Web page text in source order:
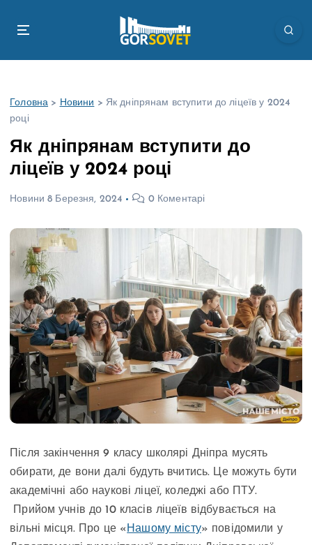
Головна > Новини > Як дніпрянам вступити до ліцеїв у 2024
році
Як дніпрянам вступити до
ліцеїв у 2024 році
Новини 8 Березня, 2024 0 Коментарі
Після закінчення 9 класу школярі Дніпра мусять
обирати, де вони далі будуть вчитись. Це можуть бути
академічні або наукові ліцеї, коледжі або ПТУ.
Прийом учнів до 10 класів ліцеїв відбувається на
вільні місця. Про це « Нашому місту» повідомили у